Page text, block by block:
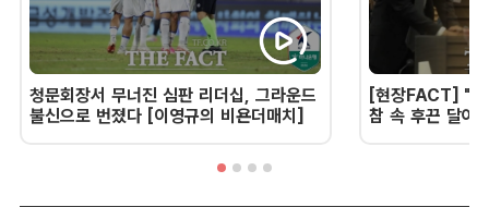
청문회장서 무너진 심판 리더십, 그라운드
불신으로 번졌다 [이영규의 비욘더매치]
[현장FACT] "한
참 속 후끈 달아